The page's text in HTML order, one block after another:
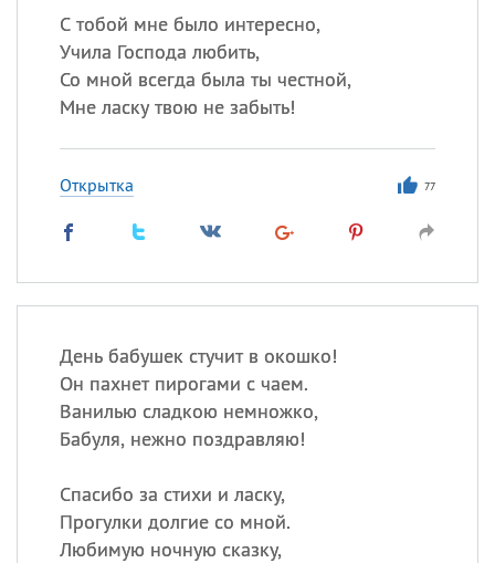
С тобой мне было интересно,
Учила Господа любить,
Со мной всегда была ты честной,
Мне ласку твою не забыть!
Открытка 77
День бабушек стучит в окошко!
Он пахнет пирогами с чаем.
Ванилью сладкою немножко,
Бабуля, нежно поздравляю!
Спасибо за стихи и ласку,
Прогулки долгие со мной.
Любимую ночную сказку,